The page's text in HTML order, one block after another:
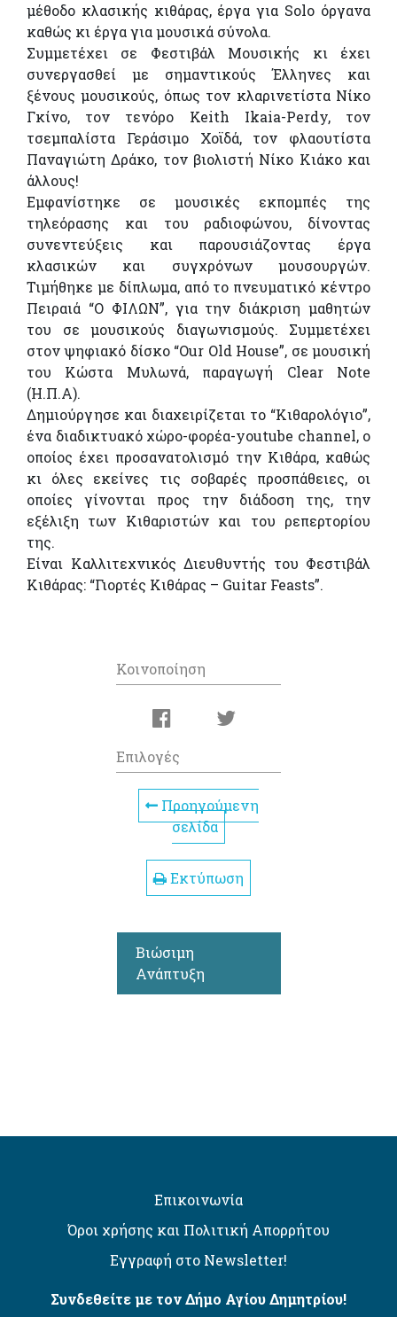
μέθοδο κλασικής κιθάρας, έργα για Solo όργανα
καθώς κι έργα για μουσικά σύνολα.
Συμμετέχει σε Φεστιβάλ Μουσικής κι έχει
συνεργασθεί με σημαντικούς Έλληνες και
ξένους μουσικούς, όπως τον κλαρινετίστα Νίκο
Γκίνο, τον τενόρο Keith Ikaia-Perdy, τον
τσεμπαλίστα Γεράσιμο Χοϊδά, τον φλαουτίστα
Παναγιώτη Δράκο, τον βιολιστή Νίκο Κιάκο και
άλλους!
Εμφανίστηκε σε μουσικές εκπομπές της
τηλεόρασης και του ραδιοφώνου, δίνοντας
συνεντεύξεις και παρουσιάζοντας έργα
κλασικών και συγχρόνων μουσουργών.
Τιμήθηκε με δίπλωμα, από το πνευματικό κέντρο
Πειραιά “Ο ΦΙΛΩΝ”, για την διάκριση μαθητών
του σε μουσικούς διαγωνισμούς. Συμμετέχει
στον ψηφιακό δίσκο “Our Old House”, σε μουσική
του Κώστα Μυλωνά, παραγωγή Clear Note
(Η.Π.Α).
Δημιούργησε και διαχειρίζεται το “Κιθαρολόγιο”,
ένα διαδικτυακό χώρο-φορέα-youtube channel, ο
οποίος έχει προσανατολισμό την Κιθάρα, καθώς
κι όλες εκείνες τις σοβαρές προσπάθειες, οι
οποίες γίνονται προς την διάδοση της, την
εξέλιξη των Κιθαριστών και του ρεπερτορίου
της.
Είναι Καλλιτεχνικός Διευθυντής του Φεστιβάλ
Κιθάρας: “Γιορτές Κιθάρας – Guitar Feasts”.
Κοινοποίηση
Επιλογές
Προηγούμενη
σελίδα
Εκτύπωση
Βιώσιμη
Ανάπτυξη
Επικοινωνία
Όροι χρήσης και Πολιτική Απορρήτου
Εγγραφή στο Newsletter!
Συνδεθείτε με τον Δήμο Αγίου Δημητρίου!